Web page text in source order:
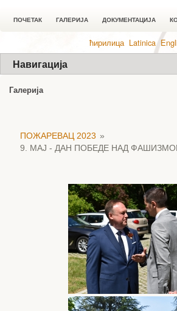
ПОЧЕТАК ГАЛЕРИЈА ДОКУМЕНТАЦИЈА
ћирилица Latinica
Навигација
Галерија
ПОЖАРЕВАЦ 2023 »
9. МАЈ - ДАН ПОБЕДЕ НАД